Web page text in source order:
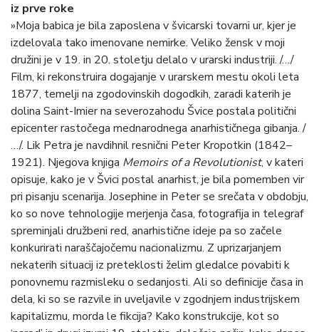
iz prve roke
»Moja babica je bila zaposlena v švicarski tovarni ur, kjer je
izdelovala tako imenovane nemirke. Veliko žensk v moji
družini je v 19. in 20. stoletju delalo v urarski industriji. /…/
Film, ki rekonstruira dogajanje v urarskem mestu okoli leta
1877, temelji na zgodovinskih dogodkih, zaradi katerih je
dolina Saint-Imier na severozahodu Švice postala politični
epicenter rastočega mednarodnega anarhističnega gibanja. /
…/. Lik Petra je navdihnil resnični Peter Kropotkin (1842–
1921). Njegova knjiga Memoirs of a Revolutionist, v kateri
opisuje, kako je v Švici postal anarhist, je bila pomemben vir
pri pisanju scenarija. Josephine in Peter se srečata v obdobju,
ko so nove tehnologije merjenja časa, fotografija in telegraf
spreminjali družbeni red, anarhistične ideje pa so začele
konkurirati naraščajočemu nacionalizmu. Z uprizarjanjem
nekaterih situacij iz preteklosti želim gledalce povabiti k
ponovnemu razmisleku o sedanjosti. Ali so definicije časa in
dela, ki so se razvile in uveljavile v zgodnjem industrijskem
kapitalizmu, morda le fikcija? Kako konstrukcije, kot so